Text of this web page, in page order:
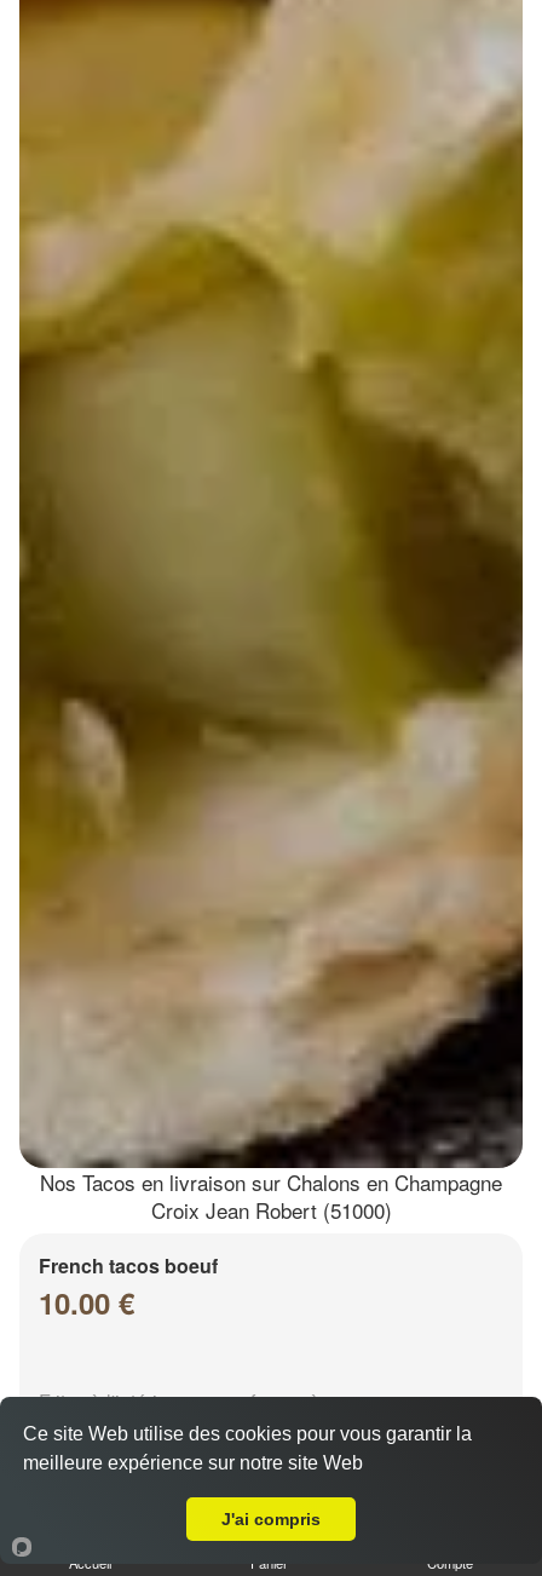
Nos Tacos en livraison sur Chalons en Champagne
Croix Jean Robert (51000)
French tacos boeuf
10.00 €
Frites à l'intérieur, sauce fromagère
Accueil Panier Compte
Ce site Web utilise des cookies pour vous garantir la
meilleure expérience sur notre site Web
J'ai compris